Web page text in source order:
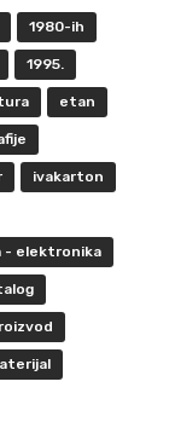
1980-ih
1995.
etan
ivakarton
- elektronika